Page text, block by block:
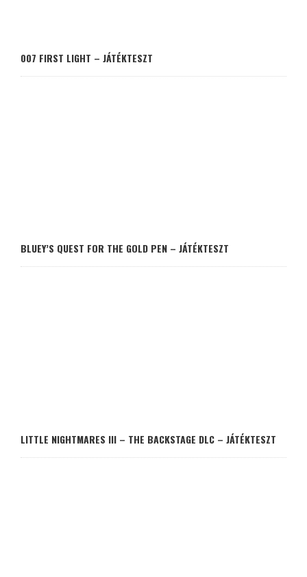
007 FIRST LIGHT – JÁTÉKTESZT
BLUEY’S QUEST FOR THE GOLD PEN – JÁTÉKTESZT
LITTLE NIGHTMARES III – THE BACKSTAGE DLC – JÁTÉKTESZT